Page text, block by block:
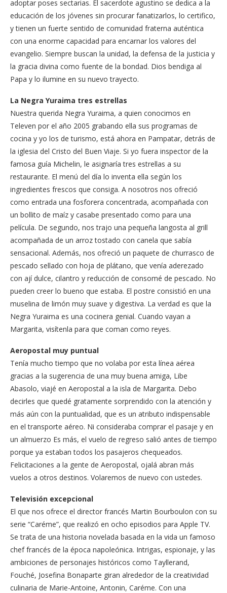
adoptar poses sectarias. El sacerdote agustino se dedica a la
educación de los jóvenes sin procurar fanatizarlos, lo certifico,
y tienen un fuerte sentido de comunidad fraterna auténtica
con una enorme capacidad para encarnar los valores del
evangelio. Siempre buscan la unidad, la defensa de la justicia y
la gracia divina como fuente de la bondad. Dios bendiga al
Papa y lo ilumine en su nuevo trayecto.
La Negra Yuraima tres estrellas
Nuestra querida Negra Yuraima, a quien conocimos en
Televen por el año 2005 grabando ella sus programas de
cocina y yo los de turismo, está ahora en Pampatar, detrás de
la iglesia del Cristo del Buen Viaje. Si yo fuera inspector de la
famosa guía Michelin, le asignaría tres estrellas a su
restaurante. El menú del día lo inventa ella según los
ingredientes frescos que consiga. A nosotros nos ofreció
como entrada una fosforera concentrada, acompañada con
un bollito de maíz y casabe presentado como para una
película. De segundo, nos trajo una pequeña langosta al grill
acompañada de un arroz tostado con canela que sabía
sensacional. Además, nos ofreció un paquete de churrasco de
pescado sellado con hoja de plátano, que venía aderezado
con ají dulce, cilantro y reducción de consomé de pescado. No
pueden creer lo bueno que estaba. El postre consistió en una
muselina de limón muy suave y digestiva. La verdad es que la
Negra Yuraima es una cocinera genial. Cuando vayan a
Margarita, visítenla para que coman como reyes.
Aeropostal muy puntual
Tenía mucho tiempo que no volaba por esta línea aérea
gracias a la sugerencia de una muy buena amiga, Libe
Abasolo, viajé en Aeropostal a la isla de Margarita. Debo
decirles que quedé gratamente sorprendido con la atención y
más aún con la puntualidad, que es un atributo indispensable
en el transporte aéreo. Ni consideraba comprar el pasaje y en
un almuerzo Es más, el vuelo de regreso salió antes de tiempo
porque ya estaban todos los pasajeros chequeados.
Felicitaciones a la gente de Aeropostal, ojalá abran más
vuelos a otros destinos. Volaremos de nuevo con ustedes.
Televisión excepcional
El que nos ofrece el director francés Martin Bourboulon con su
serie “Caréme”, que realizó en ocho episodios para Apple TV.
Se trata de una historia novelada basada en la vida un famoso
chef francés de la época napoleónica. Intrigas, espionaje, y las
ambiciones de personajes históricos como Tayllerand,
Fouché, Josefina Bonaparte giran alrededor de la creatividad
culinaria de Marie-Antoine, Antonin, Caréme. Con una